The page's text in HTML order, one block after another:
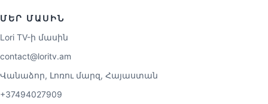
ՄԵՐ ՄԱՍԻՆ
Lori TV-ի մասին
contact@loritv.am
Վանաձոր, Լոռու մարզ, Հայաստան
+37494027909